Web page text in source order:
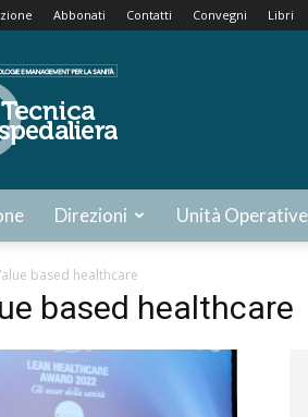
Abbonati Contatti Convegni Libri
Direzioni Unità Operative
based healthcare
based healthcare